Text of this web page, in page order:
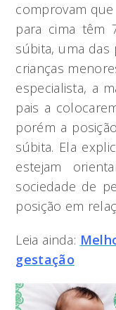
comprovam
para cima têm
súbita, uma das
crianças
especialista, a
pais a
porém a
súbita. Ela
estejam
sociedade de
posição em
Leia ainda:
gestação